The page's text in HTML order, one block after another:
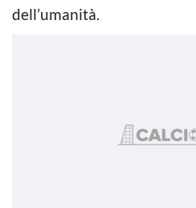
dell’umanità.